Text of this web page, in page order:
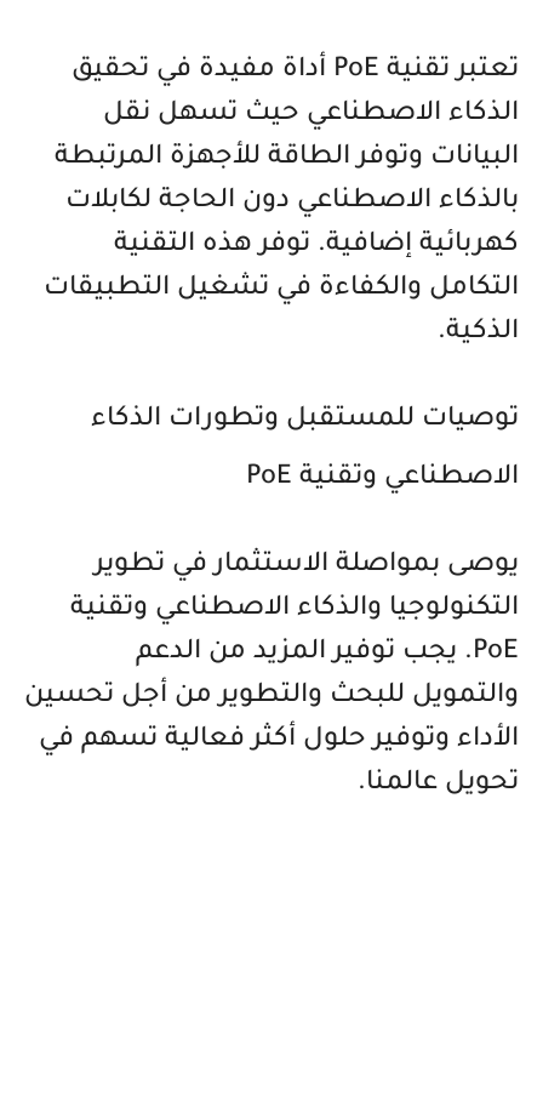
تعتبر تقنية PoE أداة مفيدة في تحقيق
الذكاء الاصطناعي حيث تسهل نقل
البيانات وتوفر الطاقة للأجهزة المرتبطة
بالذكاء الاصطناعي دون الحاجة لكابلات
كهربائية إضافية. توفر هذه التقنية
التكامل والكفاءة في تشغيل التطبيقات
الذكية.
توصيات للمستقبل وتطورات الذكاء
الاصطناعي وتقنية PoE
يوصى بمواصلة الاستثمار في تطوير
التكنولوجيا والذكاء الاصطناعي وتقنية
PoE. يجب توفير المزيد من الدعم
والتمويل للبحث والتطوير من أجل تحسين
الأداء وتوفير حلول أكثر فعالية تسهم في
تحويل عالمنا.